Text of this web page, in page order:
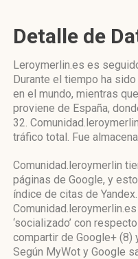
Detalle de
Leroymerlin.es es
Durante el tiempo ha
en el mundo, mientras
proviene de España,
32.
tráfico total. Fue
Comunidad.leroymerlin
páginas de Google, y
índice de citas de
‘socializado’ con
compartir de Google+ (8)
Según MyWot y Google